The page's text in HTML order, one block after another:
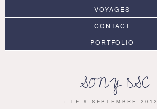
VOYAGES
CONTACT
PORTFOLIO
SONY DSC
{ LE9 SEPTEMBRE 2012